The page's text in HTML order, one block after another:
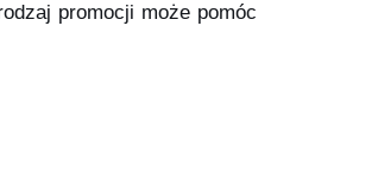
promocji może pomóc